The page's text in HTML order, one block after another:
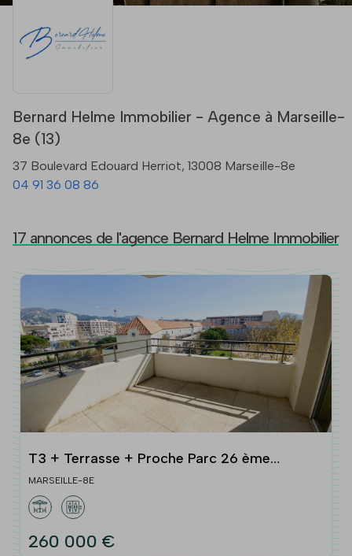
Bernard Helme Immobilier - Agence à Marseille-
8e (13)
37 Boulevard Edouard Herriot, 13008 Marseille-8e
04 91 36 08 86
17 annonces de l'agence Bernard Helme Immobilier
T3 + Terrasse + Proche Parc 26 ème
Centenaire /Cantini 13008 MARSEILLE
MARSEILLE-8E
260 000 €